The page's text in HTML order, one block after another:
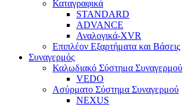
Καταγραφικά
STANDARD
ADVANCE
Αναλογικά-XVR
Επιπλέον Εξαρτήματα και Βάσεις
Συναγερμός
Καλωδιακό Σύστημα Συναγερμού
VEDO
Ασύρματο Σύστημα Συναγερμού
NEXUS